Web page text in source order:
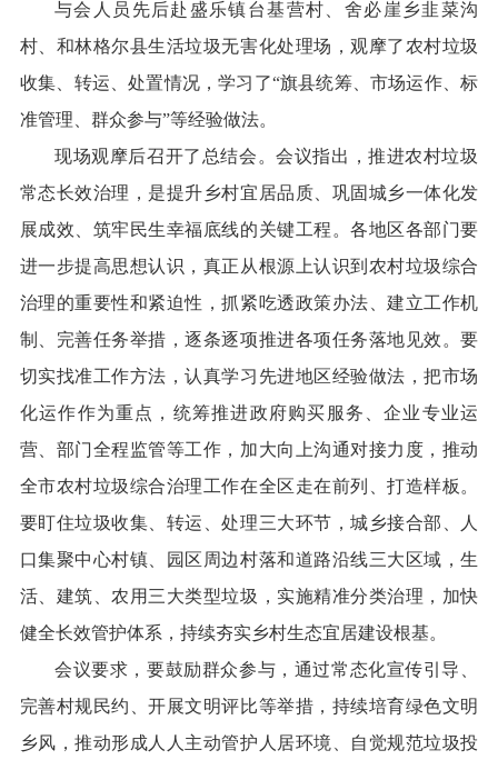
与会人员先后赴盛乐镇台基营村、舍必崖乡韭菜沟
村、和林格尔县生活垃圾无害化处理场，观摩了农村垃圾
收集、转运、处置情况，学习了“旗县统筹、市场运作、标
准管理、群众参与”等经验做法。
现场观摩后召开了总结会。会议指出，推进农村垃圾
常态长效治理，是提升乡村宜居品质、巩固城乡一体化发
展成效、筑牢民生幸福底线的关键工程。各地区各部门要
进一步提高思想认识，真正从根源上认识到农村垃圾综合
治理的重要性和紧迫性，抓紧吃透政策办法、建立工作机
制、完善任务举措，逐条逐项推进各项任务落地见效。要
切实找准工作方法，认真学习先进地区经验做法，把市场
化运作作为重点，统筹推进政府购买服务、企业专业运
营、部门全程监管等工作，加大向上沟通对接力度，推动
全市农村垃圾综合治理工作在全区走在前列、打造样板。
要盯住垃圾收集、转运、处理三大环节，城乡接合部、人
口集聚中心村镇、园区周边村落和道路沿线三大区域，生
活、建筑、农用三大类型垃圾，实施精准分类治理，加快
健全长效管护体系，持续夯实乡村生态宜居建设根基。
会议要求，要鼓励群众参与，通过常态化宣传引导、
完善村规民约、开展文明评比等举措，持续培育绿色文明
乡风，推动形成人人主动管护人居环境、自觉规范垃圾投